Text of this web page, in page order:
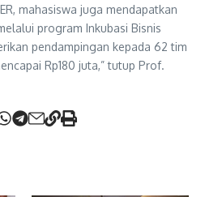
mahasiswa juga mendapatkan
program Inkubasi Bisnis
pendampingan kepada 62 tim
Rp180 juta,” tutup Prof.